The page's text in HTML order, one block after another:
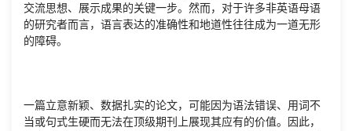
交流思想、展示成果的关键一步。然而，对于许多非英语母语
的研究者而言，语言表达的准确性和地道性往往成为一道无形
的障碍。
一篇立意新颖、数据扎实的论文，可能因为语法错误、用词不
当或句式生硬而无法在顶级期刊上展现其应有的价值。因此，